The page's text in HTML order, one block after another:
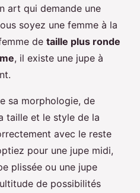
art qui demande une
soyez une femme à la
de taille plus ronde
, il existe une jupe à
sa morphologie, de
taille et le style de la
avec le reste
pour une jupe midi,
plissée ou une jupe
de possibilités